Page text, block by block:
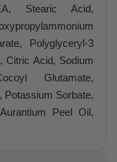
Stearic Acid,
Polyglyceryl-3
Citric Acid, Sodium
Glutamate,
Potassium Sorbate,
Peel Oil,